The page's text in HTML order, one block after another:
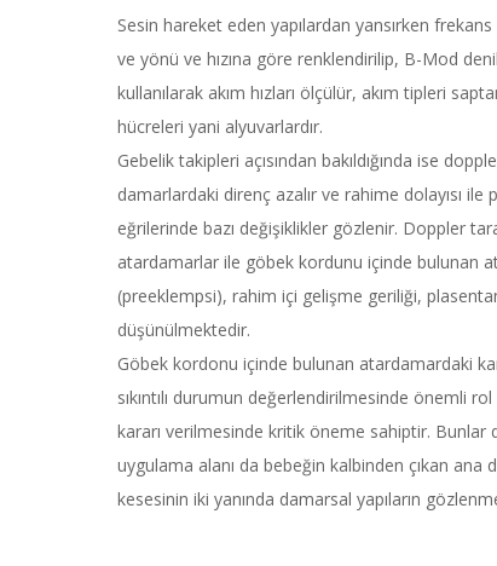
Sesin hareket eden yapılardan yansırken
ve yönü ve hızına göre renklendirilip, B-Mod
kullanılarak akım hızları ölçülür, akım tipleri
hücreleri yani alyuvarlardır.
Gebelik takipleri açısından bakıldığında ise
damarlardaki direnç azalır ve rahime dolayısı
eğrilerinde bazı değişiklikler gözlenir. Doppler
atardamarlar ile göbek kordunu içinde bulunan
(preeklempsi), rahim içi gelişme geriliği,
düşünülmektedir.
Göbek kordonu içinde bulunan atardamardaki
sıkıntılı durumun değerlendirilmesinde önemli
kararı verilmesinde kritik öneme sahiptir. Bunlar
uygulama alanı da bebeğin kalbinden çıkan ana
kesesinin iki yanında damarsal yapıların